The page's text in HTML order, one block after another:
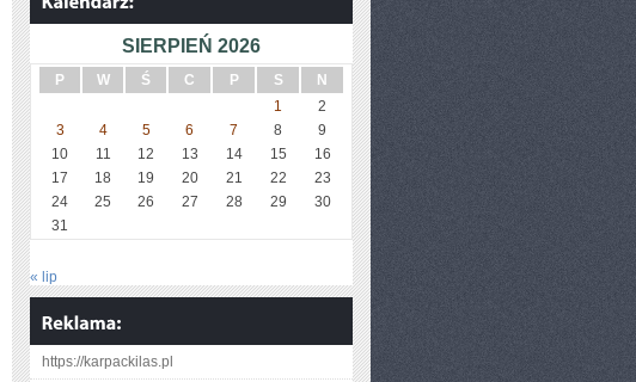
SIERPIEŃ 2026
P W Ś C P S
N
1
2
3
4 5 6 7 8
9
10
11 12 13 14 15
16
17
18 19 20 21 22
23
24
25 26 27 28 29
30
31
« lip
https://karpackilas.pl